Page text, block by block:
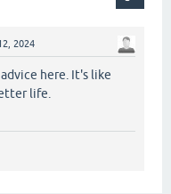
2024
here. It's like
life.